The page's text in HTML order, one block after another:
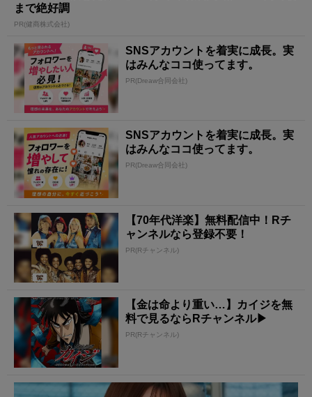
まで絶好調
PR(健商株式会社)
SNSアカウントを着実に成長。実
はみんなココ使ってます。
PR(Dreaw合同会社)
SNSアカウントを着実に成長。実
はみんなココ使ってます。
PR(Dreaw合同会社)
【70年代洋楽】無料配信中！Rチ
ャンネルなら登録不要！
PR(Rチャンネル)
【金は命より重い…】カイジを無
料で見るならRチャンネル▶︎
PR(Rチャンネル)